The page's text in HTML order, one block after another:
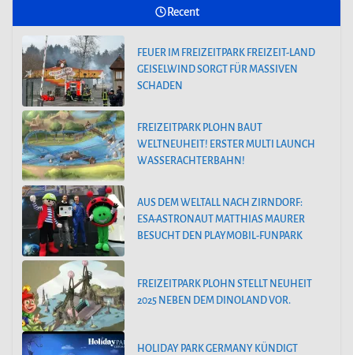
Recent
FEUER IM FREIZEITPARK FREIZEIT-LAND
GEISELWIND SORGT FÜR MASSIVEN
SCHADEN
FREIZEITPARK PLOHN BAUT
WELTNEUHEIT! ERSTER MULTI LAUNCH
WASSERACHTERBAHN!
AUS DEM WELTALL NACH ZIRNDORF:
ESA-ASTRONAUT MATTHIAS MAURER
BESUCHT DEN PLAYMOBIL-FUNPARK
FREIZEITPARK PLOHN STELLT NEUHEIT
2025 NEBEN DEM DINOLAND VOR.
HOLIDAY PARK GERMANY KÜNDIGT